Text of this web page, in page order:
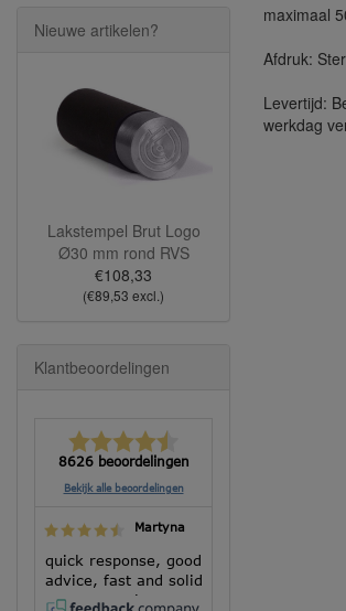
maximaal
Afdruk:
Levertijd:
werkdag
Nieuwe artikelen?
Lakstempel Brut Logo
Ø30 mm rond RVS
€108,33
(€89,53 excl.)
Klantbeoordelingen
8626 beoordelingen
Bekijk alle beoordelingen
Martyna
quick response, good
advice, fast and solid
execution!